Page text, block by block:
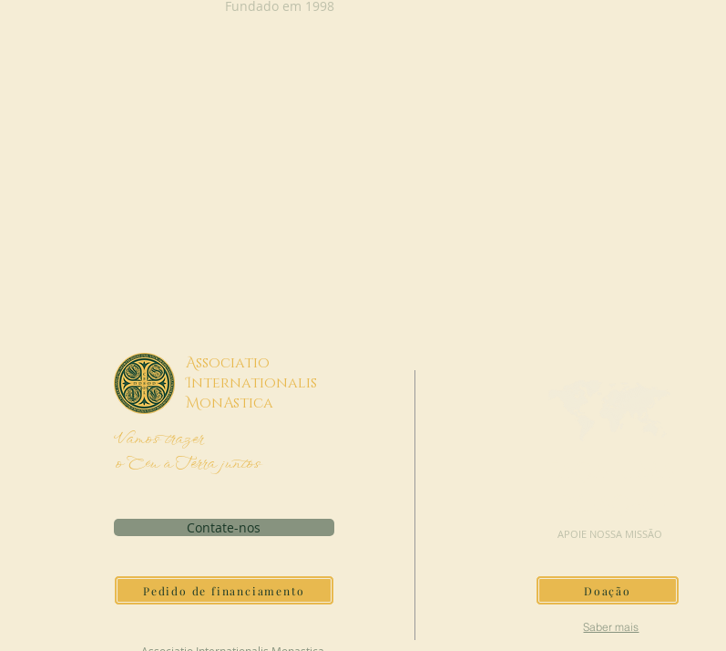
Fundado em 1998
Associatio
Internationalis
MonAstica
Vamos trazer
o Céu à Terra juntos
Contate-nos
Pedido de financiamento
APOIE NOSSA MISSÃO
Doação
Saber mais